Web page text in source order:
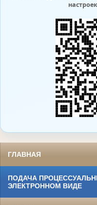
ГЛАВНАЯ
ПОДАЧА
ЭЛЕКТРОННОМ ВИДЕ